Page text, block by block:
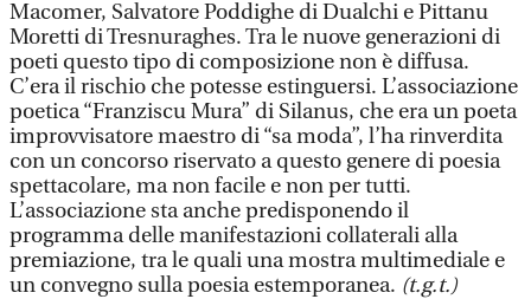
Macomer, Salvatore Poddighe di Dualchi e Pittanu
Moretti di Tresnuraghes. Tra le nuove generazioni di
poeti questo tipo di composizione non è diffusa.
C’era il rischio che potesse estinguersi. L’associazione
poetica “Franziscu Mura” di Silanus, che era un poeta
improvvisatore maestro di “sa moda”, l’ha rinverdita
con un concorso riservato a questo genere di poesia
spettacolare, ma non facile e non per tutti.
L’associazione sta anche predisponendo il
programma delle manifestazioni collaterali alla
premiazione, tra le quali una mostra multimediale e
un convegno sulla poesia estemporanea. (t.g.t.)